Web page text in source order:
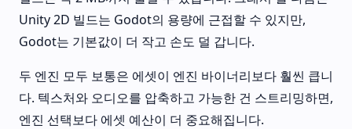
Unity 2D 빌드는 Godot의 용량에 근접할 수 있지만,
Godot는 기본값이 더 작고 손도 덜 갑니다.
두 엔진 모두 보통은 에셋이 엔진 바이너리보다 훨씬 큽니
다. 텍스처와 오디오를 압축하고 가능한 건 스트리밍하면,
엔진 선택보다 에셋 예산이 더 중요해집니다.